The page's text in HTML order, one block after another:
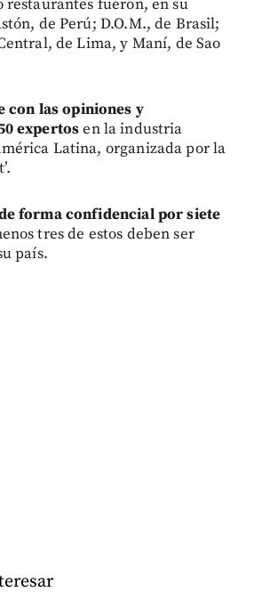
restaurantes fueron, en su
de Perú; D.O.M., de Brasil;
de Lima, y Maní, de Sao
con las opiniones y
expertosen la industria
Latina, organizada por la
forma confidencial por siete
tres de estos deben ser
país.